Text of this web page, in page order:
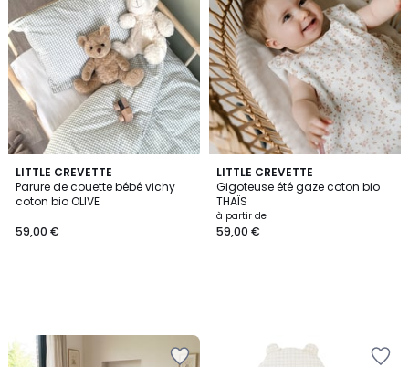
LITTLE CREVETTE
Parure de couette bébé vichy
coton bio OLIVE
59,00 €
LITTLE CREVETTE
Gigoteuse été gaze coton bio
THAÏS
à partir de
59,00 €